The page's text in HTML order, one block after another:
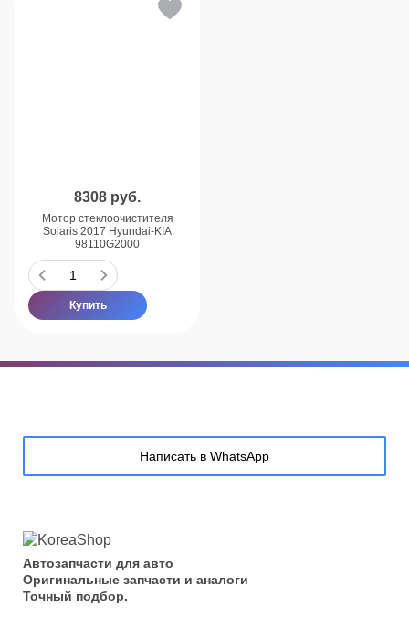
8308 руб.
Мотор стеклоочистителя
Solaris 2017 Hyundai-KIA
98110G2000
Купить
Автозапчасти для авто
Оригинальные запчасти и аналоги
Точный подбор.
Написать в WhatsApp